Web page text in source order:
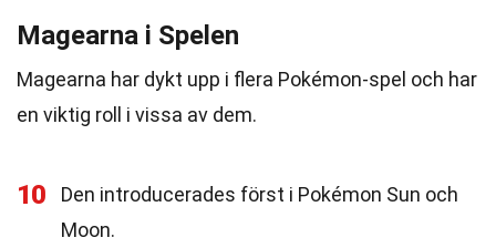
Magearna i Spelen
Magearna har dykt upp i flera Pokémon-spel och har
en viktig roll i vissa av dem.
10
Den introducerades först i Pokémon Sun och
Moon.